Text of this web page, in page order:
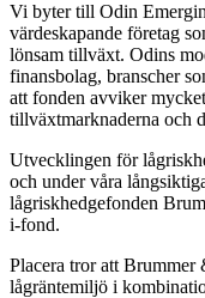
Vi byter till Odin
värdeskapande företag
lönsam tillväxt. Odins
finansbolag, branscher
att fonden avviker
tillväxtmarknaderna och
Utvecklingen för
och under våra
lågriskhedgefonden
i-fond.
Placera tror att Brummer
lågräntemiljö i